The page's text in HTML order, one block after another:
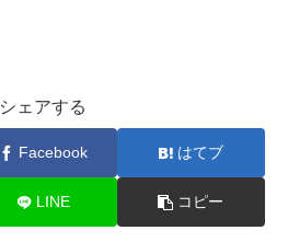
シェアする
Facebook はてブ
LINE コピー